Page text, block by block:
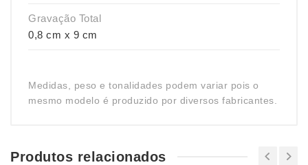
Gravação Total
0,8 cm x 9 cm
Medidas, peso e tonalidades podem variar pois o
mesmo modelo é produzido por diversos fabricantes.
Produtos relacionados